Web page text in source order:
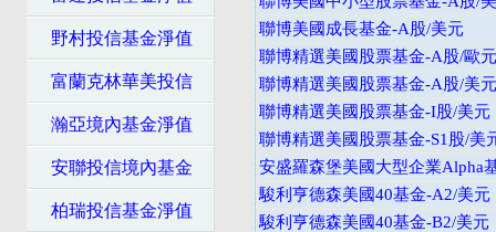
野村投信基金淨值
富蘭克林華美投信
瀚亞境內基金淨值
安聯投信境內基金
柏瑞投信基金淨值
聯博美國成長基金-A股/美元
聯博精選美國股票基金-A股/歐元
聯博精選美國股票基金-A股/美元
聯博精選美國股票基金-I股/美元
聯博精選美國股票基金-S1股/美
安盛羅森堡美國大型企業Alpha
駿利亨德森美國40基金-A2/美元
駿利亨德森美國40基金-B2/美元